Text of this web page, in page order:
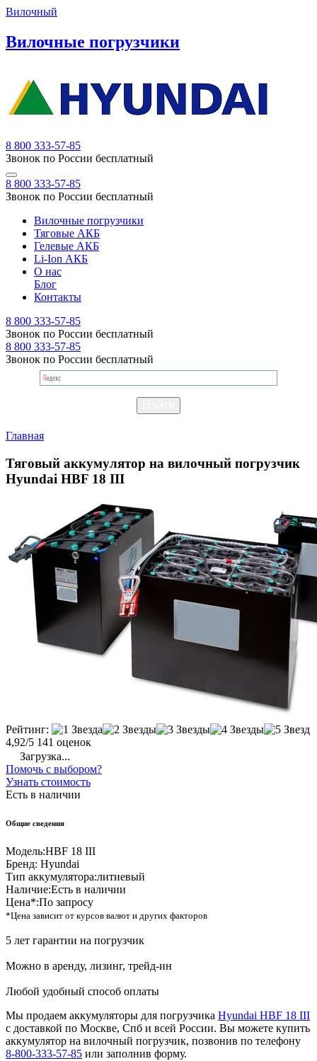
Вилочный
Вилочные погрузчики
8 800 333-57-85
Звонок по России бесплатный
8 800 333-57-85
Звонок по России бесплатный
Вилочные погрузчики
Тяговые АКБ
Гелевые АКБ
Li-Ion АКБ
О нас
Блог
Контакты
8 800 333-57-85
Звонок по России бесплатный
8 800 333-57-85
Звонок по России бесплатный
Главная
Тяговый аккумулятор на вилочный погрузчик
Hyundai HBF 18 III
Рейтинг:
4,92/5 141 оценок
Загрузка...
Помочь с выбором?
Узнать стоимость
Есть в наличии
Общие сведения
Модель:HBF 18 III
Бренд: Hyundai
Тип аккумулятора:литиевый
Наличие:Есть в наличии
Цена*:По запросу
*Цена зависит от курсов валют и других факторов
5 лет гарантии на погрузчик
Можно в аренду, лизинг, трейд-ин
Любой удобный способ оплаты
Мы продаем аккумуляторы для погрузчика Hyundai HBF 18 III
с доставкой по Москве, Спб и всей России. Вы можете купить
аккумулятор на вилочный погрузчик, позвонив по телефону
8-800-333-57-85 или заполнив форму.